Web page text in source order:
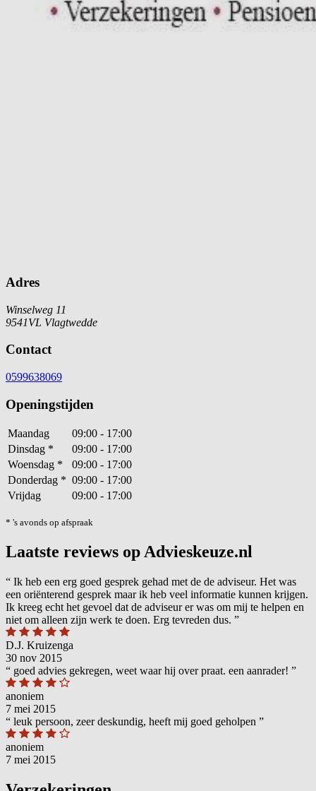
Adres
Winselweg 11
9541VL Vlagtwedde
Contact
0599638069
Openingstijden
Maandag
09:00 - 17:00
Dinsdag *
09:00 - 17:00
Woensdag *
09:00 - 17:00
Donderdag * 09:00 - 17:00
Vrijdag
09:00 - 17:00
* 's avonds op afspraak
Laatste reviews op Advieskeuze.nl
“ Ik heb een erg goed gesprek gehad met de de adviseur. Het was
een oriënterend gesprek maar ik heb veel informatie kunnen krijgen.
Ik kreeg echt het gevoel dat de adviseur er was om mij te helpen en
niet om alleen zijn werk te doen. Erg tevreden dus. ”
D.J. Kruizenga
30 nov 2015
“ goed advies gekregen, weet waar hij over praat. een aanrader! ”
anoniem
7 mei 2015
“ leuk persoon, zeer deskundig, heeft mij goed geholpen ”
anoniem
7 mei 2015